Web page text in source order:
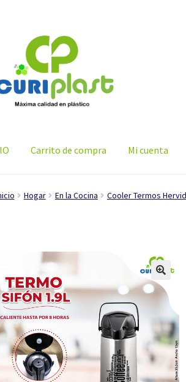
Carrito de compra Mi cuenta
Hogar En la Cocina Cooler Termos